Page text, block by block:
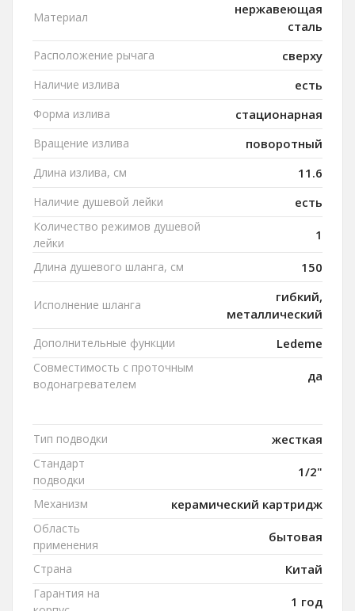
Материал
нержавеющая
сталь
Расположение рычага сверху
Наличие излива есть
Форма излива стационарная
Вращение излива поворотный
Длина излива, см 11.6
Наличие душевой лейки есть
Количество режимов душевой
лейки
1
Длина душевого шланга, см 150
Исполнение шланга
гибкий,
металлический
Дополнительные функции Ledeme
Совместимость с проточным
водонагревателем
да
Тип подводки жесткая
Стандарт
подводки
1/2"
Механизм керамический картридж
Область
применения
бытовая
Страна Китай
Гарантия на
1 год